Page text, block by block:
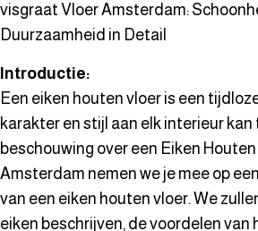
visgraat Vloer Amsterdam:
Duurzaamheid in Detail
Introductie:
Een eiken houten vloer is een
karakter en stijl aan elk interieur
beschouwing over een Eiken
Amsterdam nemen we je mee op
van een eiken houten vloer. We
eiken beschrijven, de voordelen van